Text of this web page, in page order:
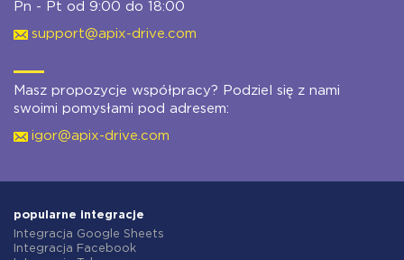
Pn - Pt od 9:00 do 18:00
support@apix-drive.com
Masz propozycje współpracy? Podziel się z nami
swoimi pomysłami pod adresem:
igor@apix-drive.com
popularne integracje
Integracja Google Sheets
Integracja Facebook